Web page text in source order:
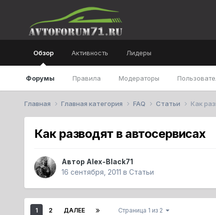
Обзор
Форумы Правила Модераторы
Активность Лидеры
Главная Главная категория FAQ Статьи Как
Как разводят в автосервисах
Автор Alex-Black71
16 сентября, 2011 в Статьи
1 2 ДАЛЕЕ Страница 1 из 2